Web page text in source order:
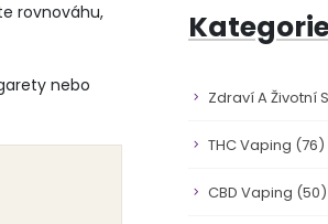
rovnováhu,
nebo
Zdraví A Životní
THC Vaping (76)
CBD Vaping (50)